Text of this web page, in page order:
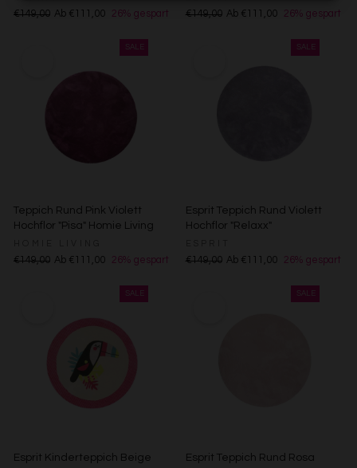
€149,00 Ab €111,00 26% gespart €149,00 Ab €111,00 26% gespart
Teppich Rund Pink Violett
Hochflor "Pisa" Homie Living
€149,00 Ab €111,00 26% gespart
Esprit Teppich Rund Violett
Hochflor "Relaxx"
€149,00 Ab €111,00 26% gespart
Esprit Kinderteppich Beige
Esprit Teppich Rund Rosa
Einwilligung zur Nutzung von Cookies und Pixeln können
Datenschutz-Button links unten klicken und dort die
entsprechenden Anpassungen vornehmen.
Zwecke der Datenverarbeitung durch unsere Partner:
Verwendung reduzierter Daten zur Auswahl von
Werbeanzeigen
Erstellung von Profilen für personalisierte Werbung
Erstellung von Profilen zur Personalisierung von Inhalten
Verwendung von Profilen zur Auswahl personalisierter
Messung der Performance von Inhalten
Kombinationen von Daten aus verschiedenen Quellen
Verwendung reduzierter Daten zur Auswahl von Inhalten
Endgeräteeigenschaften zur Identifikation aktiv abfragen